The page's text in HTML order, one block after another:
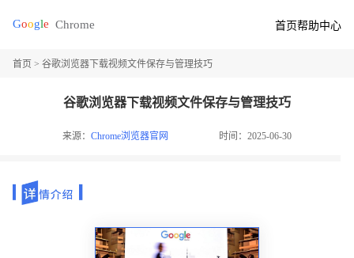
首页帮助中心
首页 > 谷歌浏览器下载视频文件保存与管理技巧
谷歌浏览器下载视频文件保存与管理技巧
来源：Chrome浏览器官网 时间：2025-06-30